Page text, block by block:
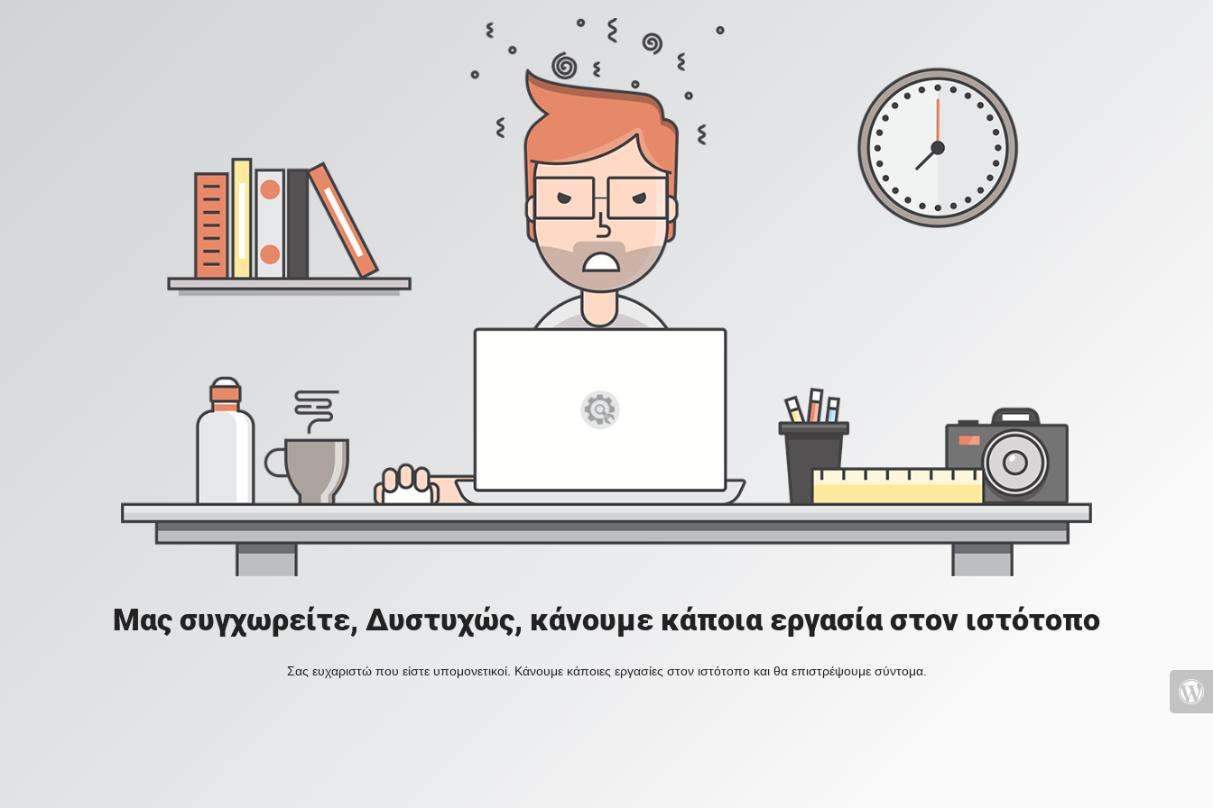
Μας συγχωρείτε, Δυστυχώς, κάνουμε κάποια εργασία στον ιστότοπο
Σας ευχαριστώ που είστε υπομονετικοί. Κάνουμε κάποιες εργασίες στον ιστότοπο και θα επιστρέψουμε σύντομα.